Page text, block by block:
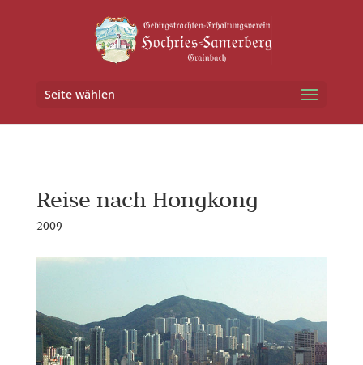
Seite wählen
Reise nach Hongkong
2009